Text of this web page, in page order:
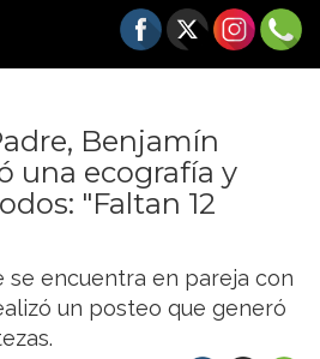
Benjamín
una ecografía y
"Faltan 12
se encuentra en pareja con
un posteo que generó